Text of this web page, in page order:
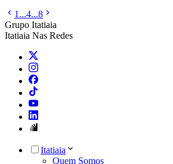
1 ...4...8
Grupo Itatiaia
Itatiaia Nas Redes
Itatiaia
Quem Somos